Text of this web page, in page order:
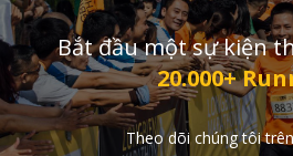
Bắt đầu một sự kiện
20.000+
Theo dõi chúng tôi